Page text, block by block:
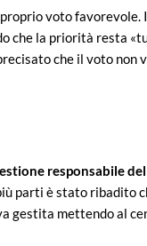
voto
che la priorità resta
che il voto non
responsabile
parti è stato ribadito
gestita mettendo al